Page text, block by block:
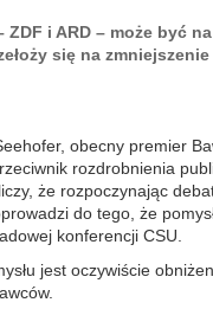
i ARD – może być
się na
obecny premier
rozdrobnienia
że rozpoczynając
do tego, że
konferencji CSU.
jest oczywiście